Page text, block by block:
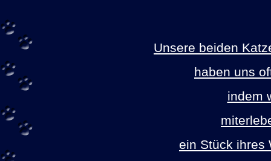
Unsere beiden
haben uns
indem
ein Stück ihres